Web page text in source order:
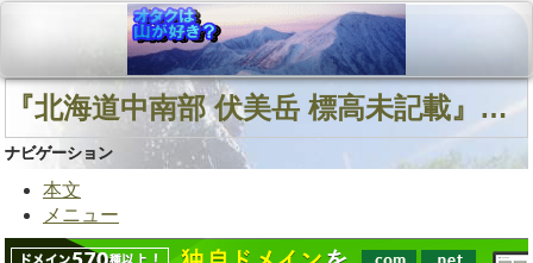
『北海道中南部 伏美岳 標高未記載』に関連する山行
ナビゲーション
本文
メニュー